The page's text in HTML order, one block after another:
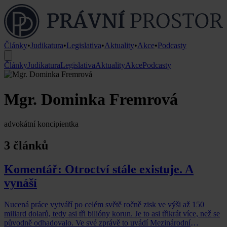
Články•Judikatura•Legislativa•Aktuality•Akce•Podcasty
ČlánkyJudikaturaLegislativaAktualityAkcePodcasty
Mgr. Dominka Fremrová
advokátní koncipientka
3 článků
Komentář: Otroctví stále existuje. A
vynáší
Nucená práce vytváří po celém světě ročně zisk ve výši až 150
miliard dolarů, tedy asi tři bilióny korun. Je to asi třikrát více, než se
původně odhadovalo. Ve své zprávě to uvádí Mezinárodní